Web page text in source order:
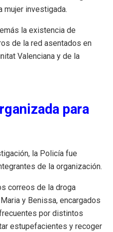
mujer investigada.
la existencia de
de la red asentados en
Valenciana y de la
para
la Policía fue
de la organización.
correos de la droga
y Benissa, encargados
por distintos
estupefacientes y recoger